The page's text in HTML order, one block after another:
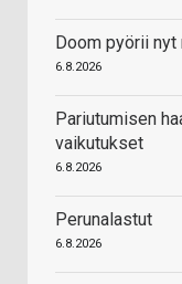
Doom pyörii
6.8.2026
Pariutumisen
vaikutukset
6.8.2026
Perunalastut
6.8.2026